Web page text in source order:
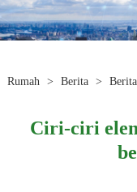
Rumah > Berita >
Ciri-ciri